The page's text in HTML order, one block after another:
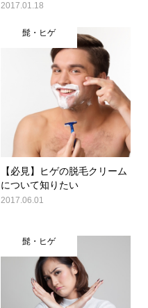
2017.01.18
髭・ヒゲ
【必見】ヒゲの脱毛クリーム
について知りたい
2017.06.01
髭・ヒゲ